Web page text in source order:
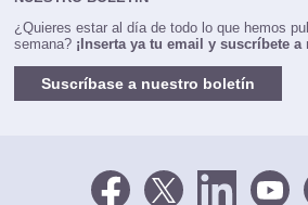
¿Quieres estar al día de todo lo que hemos
semana? ¡Inserta ya tu email y suscríbete a
Suscríbase a nuestro boletín